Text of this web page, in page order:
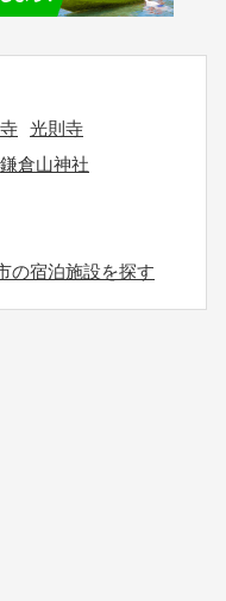
光則寺
鎌倉山神社
の宿泊施設を探す